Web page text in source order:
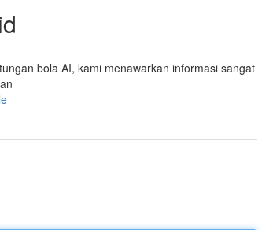
bola AI, kami menawarkan informasi sangat